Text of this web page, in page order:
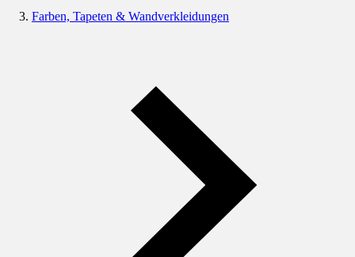
Farben, Tapeten & Wandverkleidungen